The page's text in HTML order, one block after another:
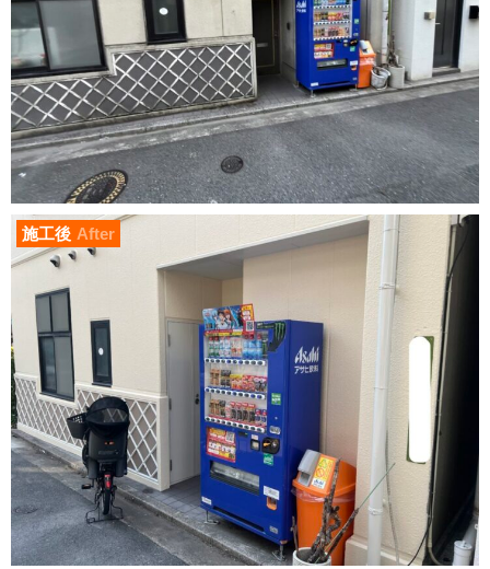
施工後 After